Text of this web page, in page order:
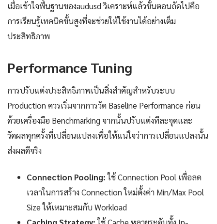
เมื่อเข้าใจพื้นฐานของaudusd วิเคราะห์แล้วขั้นตอนถัดไปคือ
การเรียนรู้เทคนิคขั้นสูงที่จะช่วยให้ใช้งานได้อย่างเต็ม
ประสิทธิภาพ
Performance Tuning
การปรับแต่งประสิทธิภาพเป็นสิ่งสำคัญสำหรับระบบ
Production ควรเริ่มจากการวัด Baseline Performance ก่อน
ด้วยเครื่องมือ Benchmarking จากนั้นปรับแต่งทีละจุดและ
วัดผลทุกครั้งที่เปลี่ยนแปลงเพื่อให้แน่ใจว่าการเปลี่ยนแปลงนั้น
ส่งผลดีจริง
Connection Pooling:ใช้ Connection Pool เพื่อลด
เวลาในการสร้าง Connection ใหม่ตั้งค่า Min/Max Pool
Size ให้เหมาะสมกับ Workload